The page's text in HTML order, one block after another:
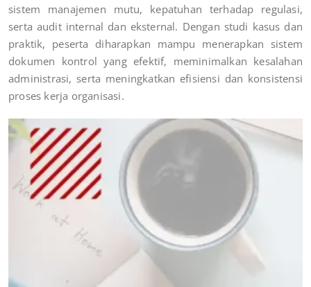
sistem manajemen mutu, kepatuhan terhadap regulasi,
serta audit internal dan eksternal. Dengan studi kasus dan
praktik, peserta diharapkan mampu menerapkan sistem
dokumen kontrol yang efektif, meminimalkan kesalahan
administrasi, serta meningkatkan efisiensi dan konsistensi
proses kerja organisasi.